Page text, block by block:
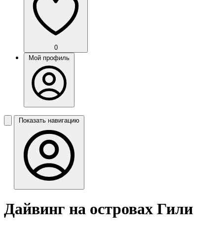
0
Мой профиль
Показать навигацию
Дайвинг на островах Гили